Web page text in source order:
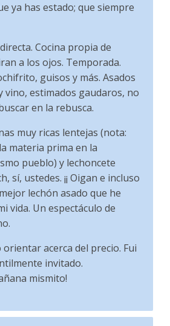
ya has estado; que siempre
Cocina propia de
a los ojos. Temporada.
guisos y más. Asados
vino, estimados gaudaros, no
en la rebusca.
muy ricas lentejas (nota:
materia prima en la
pueblo) y lechoncete
sí, ustedes. ¡¡ Oigan e incluso
lechón asado que he
vida. Un espectáculo de
orientar acerca del precio. Fui
invitado.
mismito!